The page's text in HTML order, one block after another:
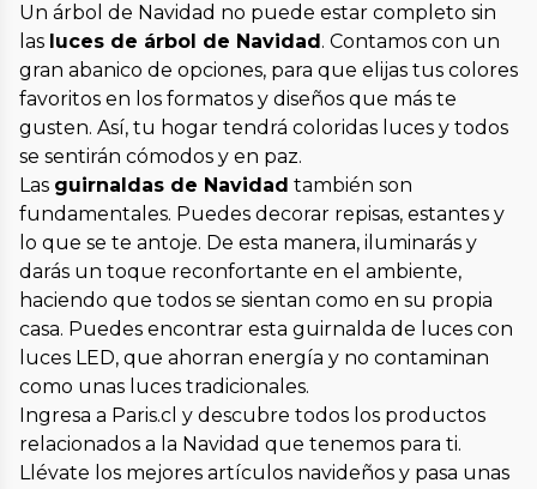
Un árbol de Navidad no puede estar completo sin
las luces de árbol de Navidad . Contamos con un
gran abanico de opciones, para que elijas tus colores
favoritos en los formatos y diseños que más te
gusten. Así, tu hogar tendrá coloridas luces y todos
se sentirán cómodos y en paz.
Las guirnaldas de Navidad también son
fundamentales. Puedes decorar repisas, estantes y
lo que se te antoje. De esta manera, iluminarás y
darás un toque reconfortante en el ambiente,
haciendo que todos se sientan como en su propia
casa. Puedes encontrar esta guirnalda de luces con
luces LED, que ahorran energía y no contaminan
como unas luces tradicionales.
Ingresa a Paris.cl y descubre todos los productos
relacionados a la Navidad que tenemos para ti.
Llévate los mejores artículos navideños y pasa unas